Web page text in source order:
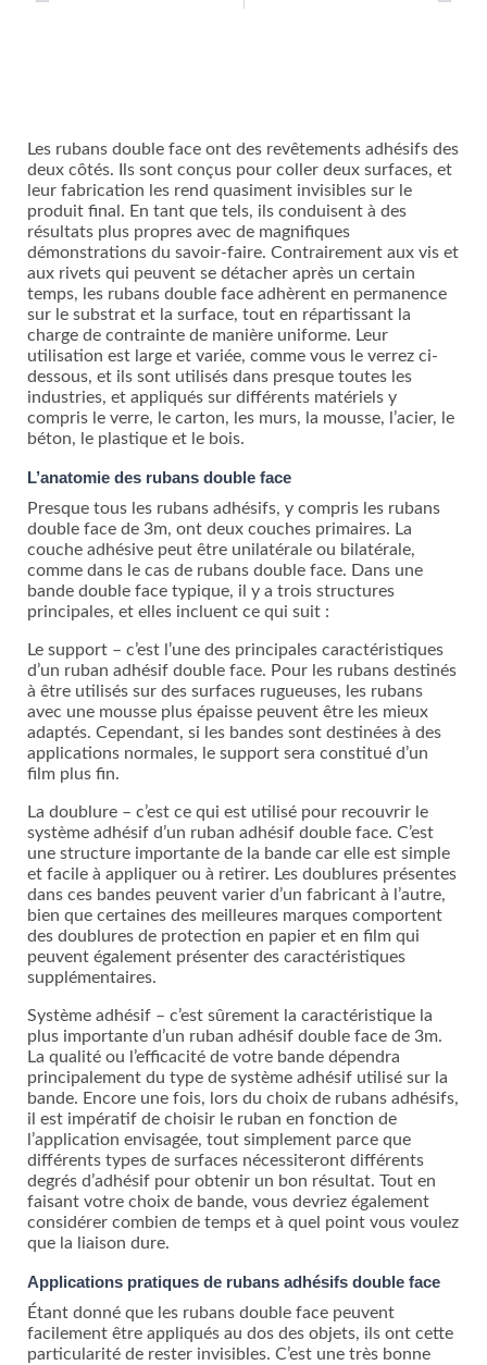
Les rubans double face ont des revêtements adhésifs des
deux côtés. Ils sont conçus pour coller deux surfaces, et
leur fabrication les rend quasiment invisibles sur le
produit final. En tant que tels, ils conduisent à des
résultats plus propres avec de magnifiques
démonstrations du savoir-faire. Contrairement aux vis et
aux rivets qui peuvent se détacher après un certain
temps, les rubans double face adhèrent en permanence
sur le substrat et la surface, tout en répartissant la
charge de contrainte de manière uniforme. Leur
utilisation est large et variée, comme vous le verrez ci-
dessous, et ils sont utilisés dans presque toutes les
industries, et appliqués sur différents matériels y
compris le verre, le carton, les murs, la mousse, l’acier, le
béton, le plastique et le bois.
L’anatomie des rubans double face
Presque tous les rubans adhésifs, y compris les rubans
double face de 3m, ont deux couches primaires. La
couche adhésive peut être unilatérale ou bilatérale,
comme dans le cas de rubans double face. Dans une
bande double face typique, il y a trois structures
principales, et elles incluent ce qui suit :
Le support – c’est l’une des principales caractéristiques
d’un ruban adhésif double face. Pour les rubans destinés
à être utilisés sur des surfaces rugueuses, les rubans
avec une mousse plus épaisse peuvent être les mieux
adaptés. Cependant, si les bandes sont destinées à des
applications normales, le support sera constitué d’un
film plus fin.
La doublure – c’est ce qui est utilisé pour recouvrir le
système adhésif d’un ruban adhésif double face. C’est
une structure importante de la bande car elle est simple
et facile à appliquer ou à retirer. Les doublures présentes
dans ces bandes peuvent varier d’un fabricant à l’autre,
bien que certaines des meilleures marques comportent
des doublures de protection en papier et en film qui
peuvent également présenter des caractéristiques
supplémentaires.
Système adhésif – c’est sûrement la caractéristique la
plus importante d’un ruban adhésif double face de 3m.
La qualité ou l’efficacité de votre bande dépendra
principalement du type de système adhésif utilisé sur la
bande. Encore une fois, lors du choix de rubans adhésifs,
il est impératif de choisir le ruban en fonction de
l’application envisagée, tout simplement parce que
différents types de surfaces nécessiteront différents
degrés d’adhésif pour obtenir un bon résultat. Tout en
faisant votre choix de bande, vous devriez également
considérer combien de temps et à quel point vous voulez
que la liaison dure.
Applications pratiques de rubans adhésifs double face
Étant donné que les rubans double face peuvent
facilement être appliqués au dos des objets, ils ont cette
particularité de rester invisibles. C’est une très bonne